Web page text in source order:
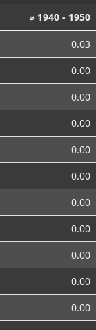
⌀ 1940 - 1950
0.03
0.00
0.00
0.00
0.00
0.00
0.00
0.00
0.00
0.00
0.00